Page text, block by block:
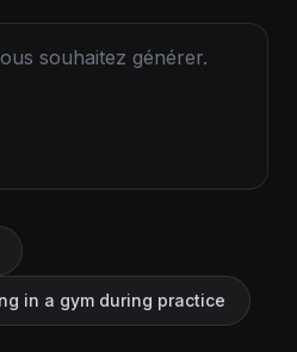
in a gym during practice